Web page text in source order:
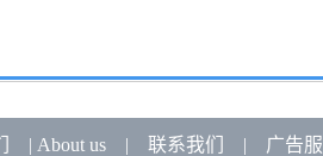
| About us| 联系我们 | 广告